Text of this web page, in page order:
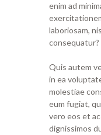
enim ad
laboriosam,
consequatur?
Quis autem
in ea
molestiae
eum fugiat,
vero eos et
dignissimos